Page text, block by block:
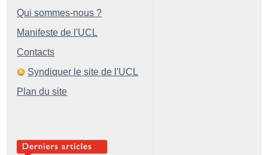
Qui sommes-nous ?
Manifeste de l'UCL
Contacts
Syndiquer le site de l'UCL
Plan du site